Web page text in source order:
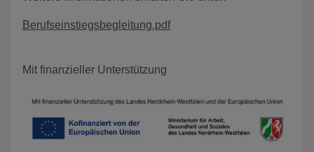
Berufseinstiegsbegleitung.pdf
Mit finanzieller Unterstützung